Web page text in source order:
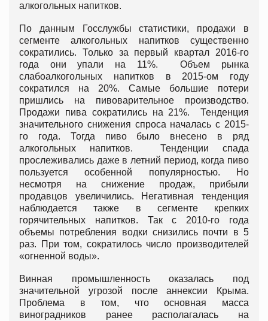
алкогольных напитков.
По данным Госслужбы статистики, продажи в
сегменте алкогольных напитков существенно
сократились. Только за первый квартал 2016-го
года они упали на 11%. Объем рынка
слабоалкогольных напитков в 2015-ом году
сократился на 20%. Самые большие потери
пришлись на пивоварительное производство.
Продажи пива сократились на 21%. Тенденция
значительного снижения спроса началась с 2015-
го года. Тогда пиво было внесено в ряд
алкогольных напитков. Тенденции спада
прослеживались даже в летний период, когда пиво
пользуется особенной популярностью. Но
несмотря на снижение продаж, прибыли
продавцов увеличились. Негативная тенденция
наблюдается также в сегменте крепких
горячительных напитков. Так с 2010-го года
объемы потребления водки снизились почти в 5
раз. При том, сократилось число производителей
«огненной воды».
Винная промышленность оказалась под
значительной угрозой после аннексии Крыма.
Проблема в том, что основная масса
виноградников ранее располагалась на